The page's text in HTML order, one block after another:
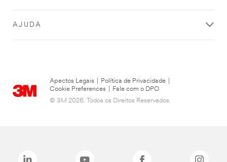
AJUDA
Apectos Legais Política de Privacidade
Cookie Preferences
Fale com o DPO
© 3M 2026. Todos os Direitos Reservados.